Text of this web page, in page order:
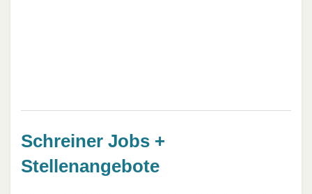
Schreiner Jobs +
Stellenangebote